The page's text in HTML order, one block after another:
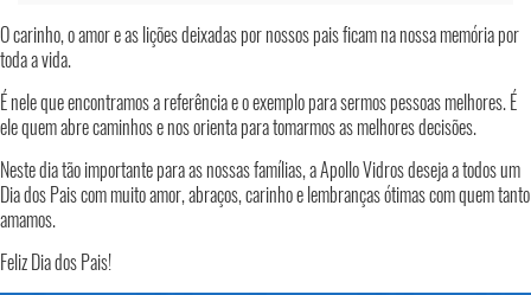
O carinho, o amor e as lições deixadas por nossos pais ficam na nossa memória por
toda a vida.
É nele que encontramos a referência e o exemplo para sermos pessoas melhores. É
ele quem abre caminhos e nos orienta para tomarmos as melhores decisões.
Neste dia tão importante para as nossas famílias, a Apollo Vidros deseja a todos um
Dia dos Pais com muito amor, abraços, carinho e lembranças ótimas com quem tanto
amamos.
Feliz Dia dos Pais!